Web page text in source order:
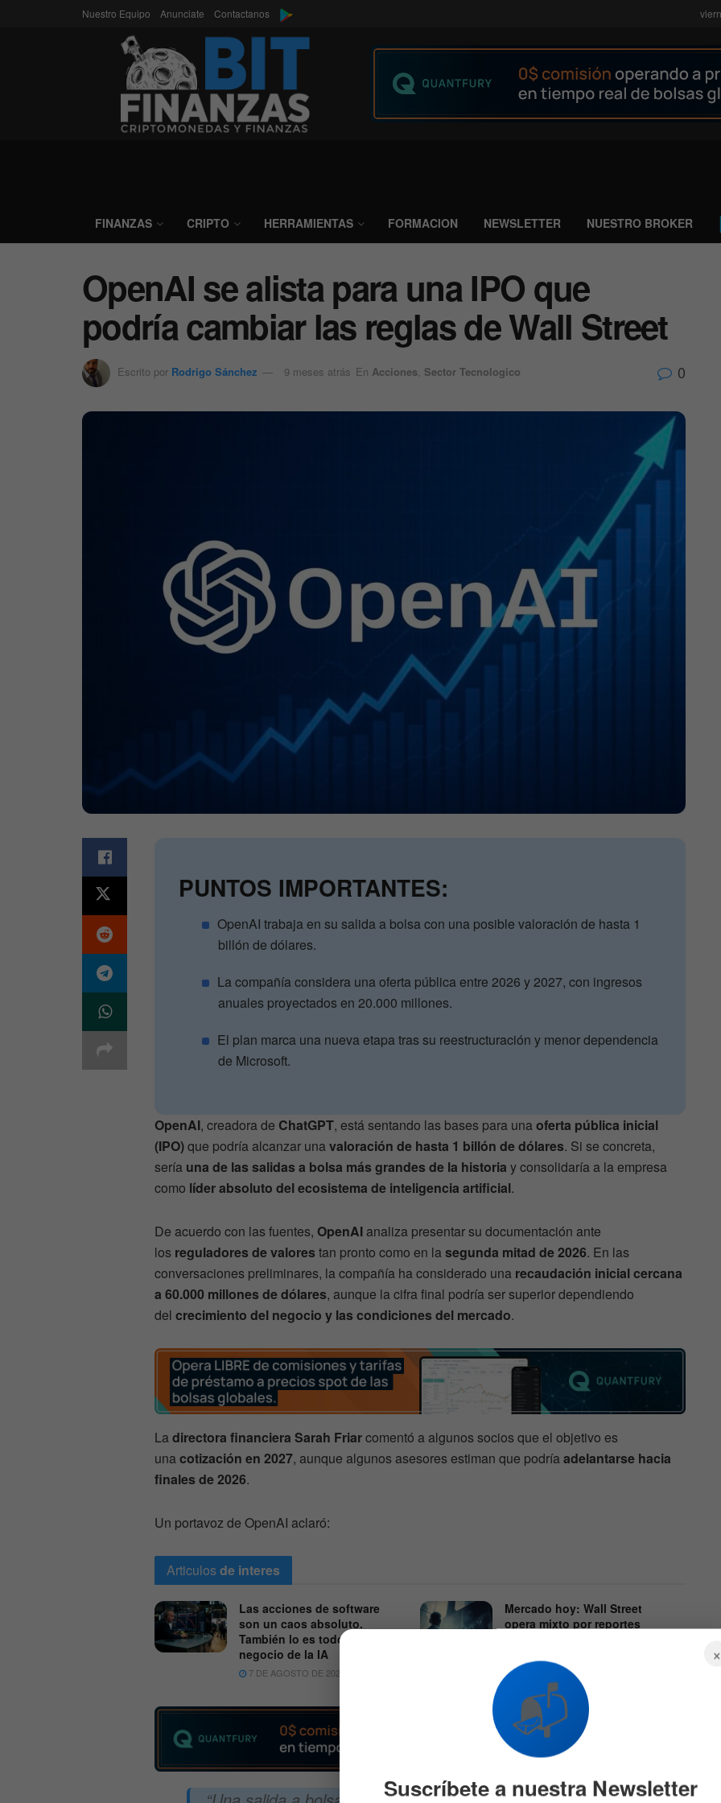
Nuestro Equipo Anunciate Contactanos
FINANZAS CRIPTO HERRAMIENTAS FORMACION NEWSLETTER NUESTRO BROKER
OpenAI se alista para una IPO que
podría cambiar las reglas de Wall Street
Escrito por Rodrigo Sánchez 9 meses atrás En Acciones Sector Tecnologico 0
PUNTOS IMPORTANTES:
OpenAI trabaja en su salida a bolsa con una posible valoración de hasta 1
billón de dólares.
La compañía considera una oferta pública entre 2026 y 2027, con ingresos
anuales proyectados en 20.000 millones.
El plan marca una nueva etapa tras su reestructuración y menor dependencia
de Microsoft.
OpenAI, creadora de ChatGPT, está sentando las bases para unaoferta pública inicial
(IPO)que podría alcanzar unavaloración de hasta 1 billón de dólares. Si se concreta,
sería una de las salidas a bolsa más grandes de la historia y consolidaría a la empresa
como líder absoluto del ecosistema de inteligencia artificial.
De acuerdo con las fuentes, OpenAI analiza presentar su documentación ante
los reguladores de valores tan pronto como en lasegunda mitad de 2026. En las
conversaciones preliminares, la compañía ha considerado una recaudación inicial cercana
a 60.000 millones de dólares, aunque la cifra final podría ser superior dependiendo
del crecimiento del negocio y las condiciones del mercado.
Ladirectora financiera Sarah Friarcomentó a algunos socios que el objetivo es
unacotización en 2027, aunque algunos asesores estiman que podríaadelantarse hacia
finales de 2026.
Un portavoz de OpenAI aclaró:
Articulosde interes
Las acciones de software
son un caos absoluto.
También lo es todo el
negocio de la IA
7 DE AGOSTO DE 2026
Mercado hoy: Wall Street
opera mixto por reportes
×
📬
Suscríbete a nuestra Newsletter